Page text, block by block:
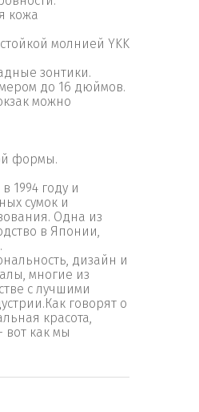
кожа
молнией YKK
зонтики.
до 16 дюймов.
можно
формы.
1994 году и
сумок и
Одна из
в Японии,
дизайн и
многие из
с лучшими
говорят о
красота,
как мы